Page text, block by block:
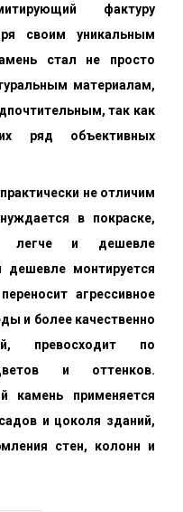
фактуру
своим уникальным
стал не просто
материалам,
так как
ряд объективных
не отличим
в покраске,
легче и дешевле
дешевле монтируется
агрессивное
и более качественно
превосходит по
и оттенков.
камень применяется
и цоколя зданий,
стен, колонн и